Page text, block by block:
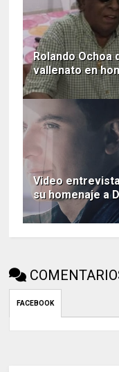
Rolando
vallenato en
Video
su homenaje a
FACEBOOK